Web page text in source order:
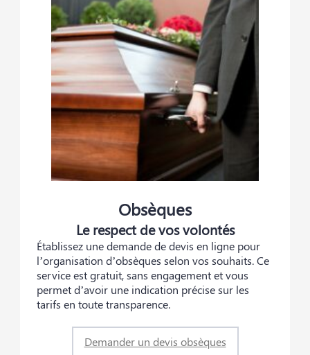
Obsèques
Le respect de vos volontés
Établissez une demande de devis en ligne pour
l’organisation d’obsèques selon vos souhaits. Ce
service est gratuit, sans engagement et vous
permet d’avoir une indication précise sur les
tarifs en toute transparence.
Demander un devis obsèques